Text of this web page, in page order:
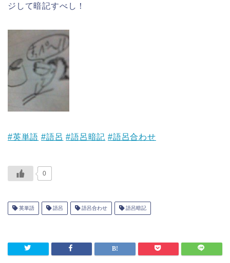
ジして暗記すべし！
#英単語 #語呂 #語呂暗記 #語呂合わせ
0
英単語 語呂 語呂合わせ 語呂暗記